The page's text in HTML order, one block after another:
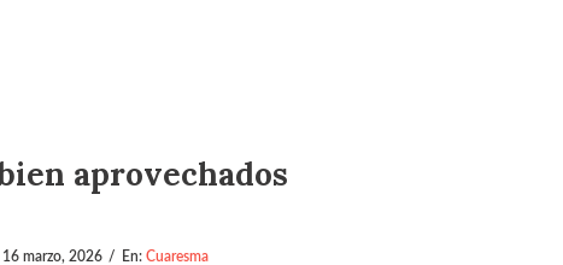
aprovechados
16 marzo, 2026 / En: Cuaresma